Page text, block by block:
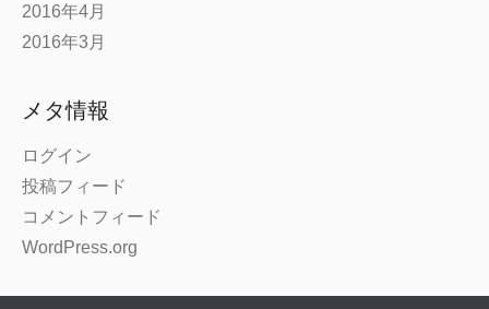
2016年4月
2016年3月
メタ情報
ログイン
投稿フィード
コメントフィード
WordPress.org